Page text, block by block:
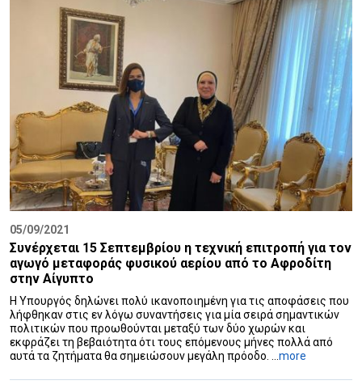
05/09/2021
Συνέρχεται 15 Σεπτεμβρίου η τεχνική επιτροπή για τον
αγωγό μεταφοράς φυσικού αερίου από το Αφροδίτη
στην Αίγυπτο
Η Υπουργός δηλώνει πολύ ικανοποιημένη για τις αποφάσεις που
λήφθηκαν στις εν λόγω συναντήσεις για μία σειρά σημαντικών
πολιτικών που προωθούνται μεταξύ των δύο χωρών και
εκφράζει τη βεβαιότητα ότι τους επόμενους μήνες πολλά από
αυτά τα ζητήματα θα σημειώσουν μεγάλη πρόοδο. ... more